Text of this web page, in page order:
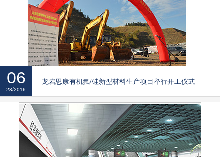
06
28/2016
龙岩思康有机氟/硅新型材料生产项目举行开工仪式